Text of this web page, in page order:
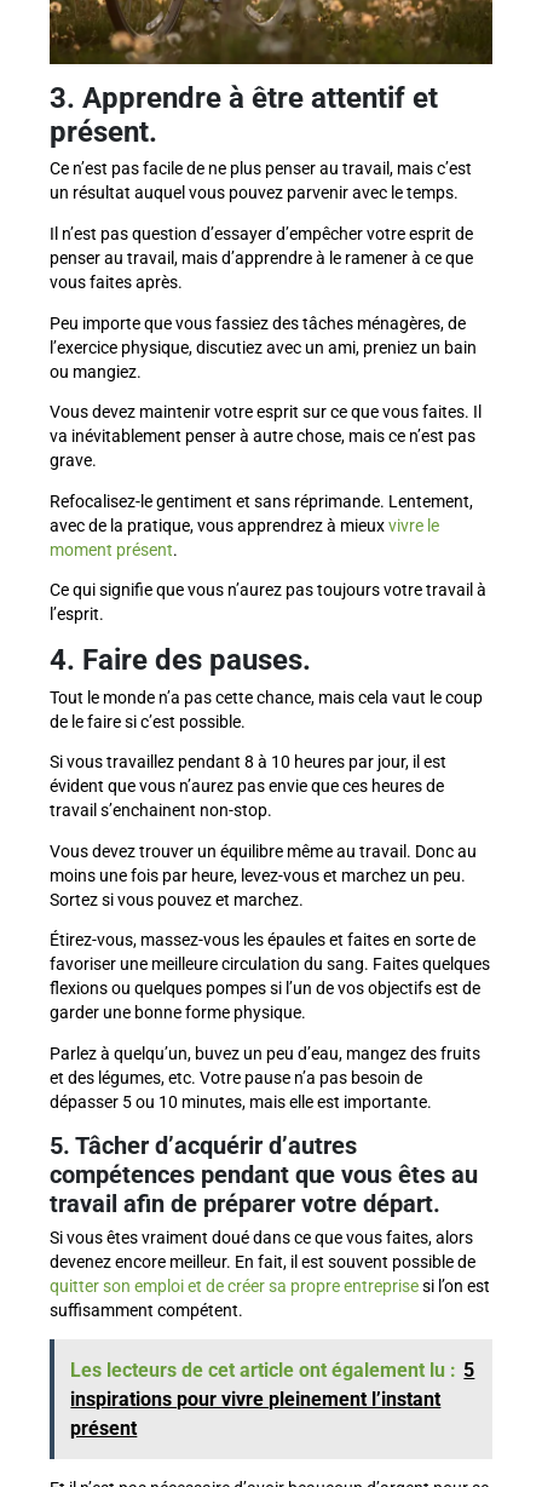
3. Apprendre à être attentif et
présent.
Ce n’est pas facile de ne plus penser au travail, mais c’est
un résultat auquel vous pouvez parvenir avec le temps.
Il n’est pas question d’essayer d’empêcher votre esprit de
penser au travail, mais d’apprendre à le ramener à ce que
vous faites après.
Peu importe que vous fassiez des tâches ménagères, de
l’exercice physique, discutiez avec un ami, preniez un bain
ou mangiez.
Vous devez maintenir votre esprit sur ce que vous faites. Il
va inévitablement penser à autre chose, mais ce n’est pas
grave.
Refocalisez-le gentiment et sans réprimande. Lentement,
avec de la pratique, vous apprendrez à mieuxvivre le
moment présent.
Ce qui signifie que vous n’aurez pas toujours votre travail à
l’esprit.
4. Faire des pauses.
Tout le monde n’a pas cette chance, mais cela vaut le coup
de le faire si c’est possible.
Si vous travaillez pendant 8 à 10 heures par jour, il est
évident que vous n’aurez pas envie que ces heures de
travail s’enchainent non-stop.
Vous devez trouver un équilibre même au travail. Donc au
moins une fois par heure, levez-vous et marchez un peu.
Sortez si vous pouvez et marchez.
Étirez-vous, massez-vous les épaules et faites en sorte de
favoriser une meilleure circulation du sang. Faites quelques
flexions ou quelques pompes si l’un de vos objectifs est de
garder une bonne forme physique.
Parlez à quelqu’un, buvez un peu d’eau, mangez des fruits
et des légumes, etc. Votre pause n’a pas besoin de
dépasser 5 ou 10 minutes, mais elle est importante.
5. Tâcher d’acquérir d’autres
compétences pendant que vous êtes au
travail afin de préparer votre départ.
Si vous êtes vraiment doué dans ce que vous faites, alors
devenez encore meilleur. En fait, il est souvent possible de
quitter son emploi et de créer sa propre entreprisesi l’on est
suffisamment compétent.
Les lecteurs de cet article ont également lu : 5
inspirations pour vivre pleinement l’instant
présent